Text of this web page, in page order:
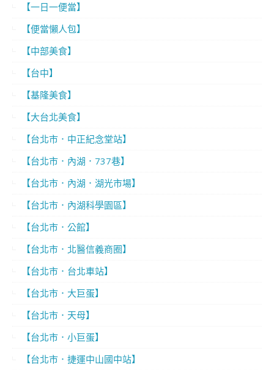
【一日一便當】
【便當懶人包】
【中部美食】
【台中】
【基隆美食】
【大台北美食】
【台北市．中正紀念堂站】
【台北市．內湖．737巷】
【台北市．內湖．湖光市場】
【台北市．內湖科學園區】
【台北市．公館】
【台北市．北醫信義商圈】
【台北市．台北車站】
【台北市．大巨蛋】
【台北市．天母】
【台北市．小巨蛋】
【台北市．捷運中山國中站】